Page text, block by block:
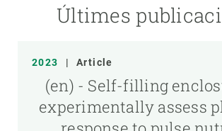
Últimes
2023 | Article
(en) - Self-filling
experimentally assess